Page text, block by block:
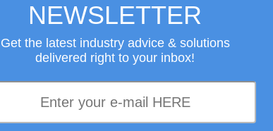
发送
土墩屋，内华达州
NEWSLETTER
Get the latest industry advice & solutions
delivered right to your inbox!